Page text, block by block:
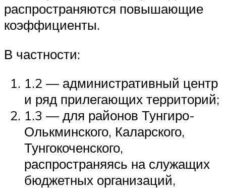
распространяются повышающие
коэффициенты.
В частности:
1.2 — административный центр
и ряд прилегающих территорий;
1.3 — для районов Тунгиро-
Олькминского, Каларского,
Тунгокоченского,
распространяясь на служащих
бюджетных организаций,